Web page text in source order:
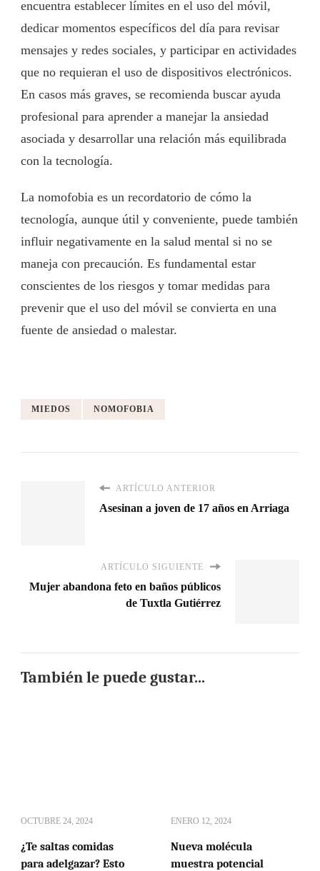
encuentra establecer límites en el uso del móvil,
dedicar momentos específicos del día para revisar
mensajes y redes sociales, y participar en actividades
que no requieran el uso de dispositivos electrónicos.
En casos más graves, se recomienda buscar ayuda
profesional para aprender a manejar la ansiedad
asociada y desarrollar una relación más equilibrada
con la tecnología.
La nomofobia es un recordatorio de cómo la
tecnología, aunque útil y conveniente, puede también
influir negativamente en la salud mental si no se
maneja con precaución. Es fundamental estar
conscientes de los riesgos y tomar medidas para
prevenir que el uso del móvil se convierta en una
fuente de ansiedad o malestar.
MIEDOS NOMOFOBIA
ARTÍCULO ANTERIOR
Asesinan a joven de 17 años en Arriaga
ARTÍCULO SIGUIENTE
Mujer abandona feto en baños públicos
de Tuxtla Gutiérrez
También le puede gustar...
OCTUBRE 24, 2024
¿Te saltas comidas
para adelgazar? Esto
ENERO 12, 2024
Nueva molécula
muestra potencial